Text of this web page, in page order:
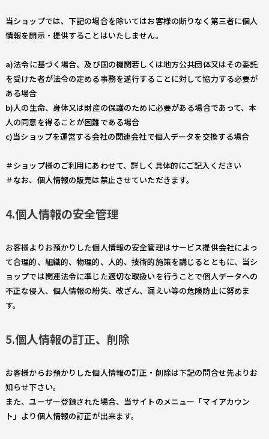
当ショップでは、下記の場合を除いてはお客様の断りなく第三者に個人
情報を開示・提供することはいたしません。
a)法令に基づく場合、及び国の機関若しくは地方公共団体又はその委託
を受けた者が法令の定める事務を遂行することに対して協力する必要が
ある場合
b)人の生命、身体又は財産の保護のために必要がある場合であって、本
人の同意を得ることが困難である場合
c)当ショップを運営する会社の関連会社で個人データを交換する場合
＃ショップ様のご利用にあわせて、詳しく具体的にご記入ください
＃なお、個人情報の販売は禁止させていただきます。
4.個人情報の安全管理
お客様よりお預かりした個人情報の安全管理はサービス提供会社によっ
て合理的、組織的、物理的、人的、技術的施策を講じるとともに、当シ
ョップでは関連法令に準じた適切な取扱いを行うことで個人データへの
不正な侵入、個人情報の紛失、改ざん、漏えい等の危険防止に努めま
す。
5.個人情報の訂正、削除
お客様からお預かりした個人情報の訂正・削除は下記の問合せ先よりお
知らせ下さい。
また、ユーザー登録された場合、当サイトのメニュー「マイアカウン
ト」より個人情報の訂正が出来ます。